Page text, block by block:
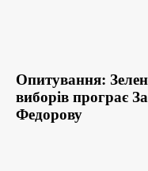
Опитування:
виборів програє
Федорову